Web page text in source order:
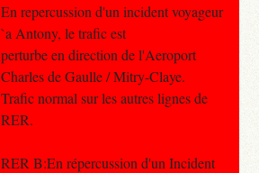
En repercussion d'un incident voyageur
`a Antony, le trafic est
perturbe en direction de l'Aeroport
Charles de Gaulle / Mitry-Claye.
Trafic normal sur les autres lignes de
RER.
RER B:En répercussion d'un Incident